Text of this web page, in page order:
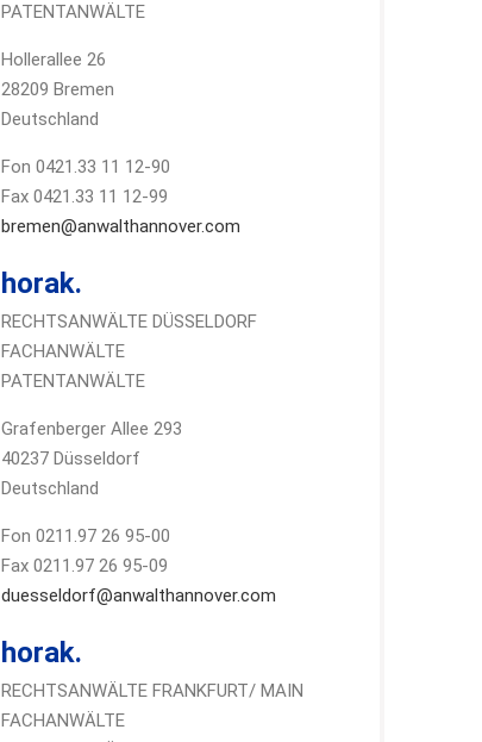
PATENTANWÄLTE
Hollerallee 26
28209 Bremen
Deutschland
Fon 0421.33 11 12-90
Fax 0421.33 11 12-99
bremen@anwalthannover.com
horak.
RECHTSANWÄLTE DÜSSELDORF
FACHANWÄLTE
PATENTANWÄLTE
Grafenberger Allee 293
40237 Düsseldorf
Deutschland
Fon 0211.97 26 95-00
Fax 0211.97 26 95-09
duesseldorf@anwalthannover.com
horak.
RECHTSANWÄLTE FRANKFURT/ MAIN
FACHANWÄLTE